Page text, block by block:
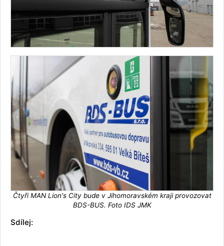
Čtyři MAN Lion's City bude v Jihomoravském kraji provozovat
BDS-BUS. Foto IDS JMK
Sdílej: